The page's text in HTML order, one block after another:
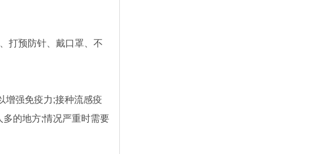
打预防针、戴口罩、不
强免疫力;接种流感疫
的地方;情况严重时需要